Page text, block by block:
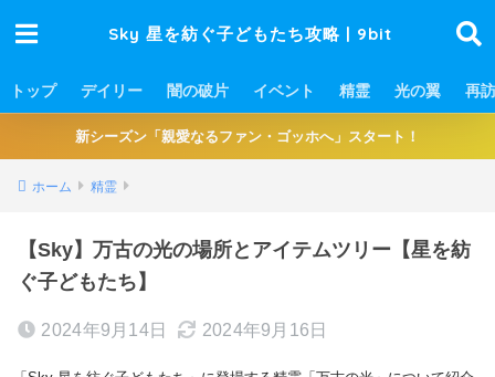
Sky 星を紡ぐ子どもたち攻略 | 9bit
トップ デイリー 闇の破片 イベント 精霊 光の翼 再訪
新シーズン「親愛なるファン・ゴッホへ」スタート！
ホーム 精霊
【Sky】万古の光の場所とアイテムツリー【星を紡
ぐ子どもたち】
2024年9月14日 2024年9月16日